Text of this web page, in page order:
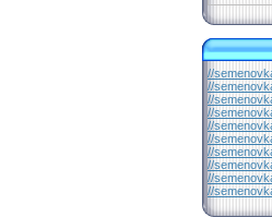
//
//
//
//
//
//
//
//
//
//